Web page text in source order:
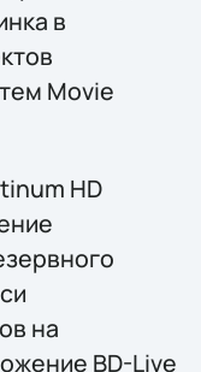
в
Movie
HD
на
BD-Live